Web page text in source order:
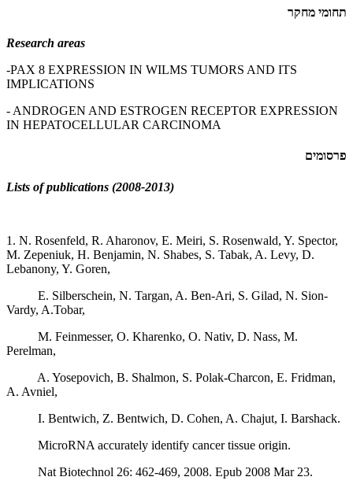
תחומי מחקר
Research areas
-PAX 8 EXPRESSION IN WILMS TUMORS AND ITS
IMPLICATIONS
- ANDROGEN AND ESTROGEN RECEPTOR EXPRESSION
IN HEPATOCELLULAR CARCINOMA
פרסומים
Lists of publications (2008-2013)
1. N. Rosenfeld, R. Aharonov, E. Meiri, S. Rosenwald, Y. Spector,
M. Zepeniuk, H. Benjamin, N. Shabes, S. Tabak, A. Levy, D.
Lebanony, Y. Goren,
E. Silberschein, N. Targan, A. Ben-Ari, S. Gilad, N. Sion-
Vardy, A.Tobar,
M. Feinmesser, O. Kharenko, O. Nativ, D. Nass, M.
Perelman,
A. Yosepovich, B. Shalmon, S. Polak-Charcon, E. Fridman,
A. Avniel,
I. Bentwich, Z. Bentwich, D. Cohen, A. Chajut, I. Barshack.
MicroRNA accurately identify cancer tissue origin.
Nat Biotechnol 26: 462-469, 2008. Epub 2008 Mar 23.